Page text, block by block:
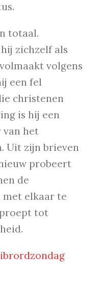
totaal.
zichzelf als
volgens
een fel
christenen
is hij een
van het
Uit zijn brieven
probeert
de
elkaar te
tot